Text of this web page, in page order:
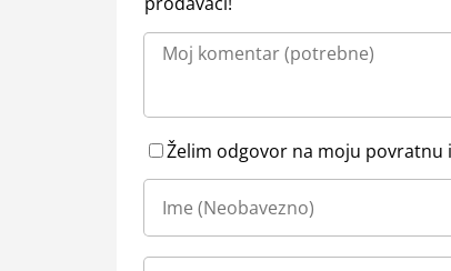
Želim odgovor na moju povratnu